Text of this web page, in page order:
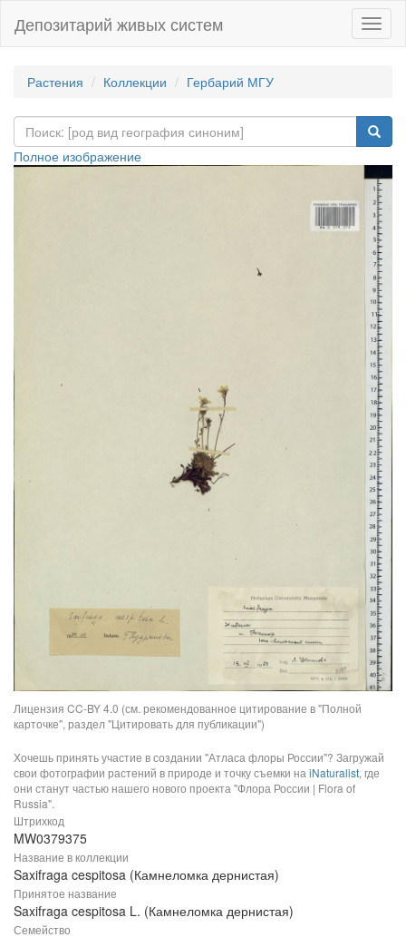
Депозитарий живых систем
Растения Коллекции Гербарий МГУ
Полное изображение
Лицензия CC-BY 4.0 (см. рекомендованное цитирование в "Полной
карточке", раздел "Цитировать для публикации")
Хочешь принять участие в создании "Атласа флоры России"? Загружай
свои фотографии растений в природе и точку съемки на iNaturalist, где
они станут частью нашего нового проекта "Флора России | Flora of
Russia".
Штрихкод
MW0379375
Название в коллекции
Saxifraga cespitosa (Камнеломка дернистая)
Принятое название
Saxifraga cespitosa L. (Камнеломка дернистая)
Семейство